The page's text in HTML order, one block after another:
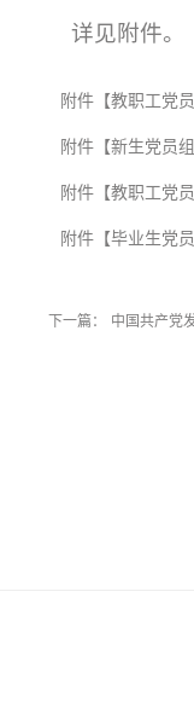
详见附件。
附件【教职工党
附件【新生党员
附件【教职工党
附件【毕业生党
下一篇： 中国共产党